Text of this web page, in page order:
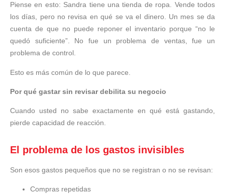
Piense en esto: Sandra tiene una tienda de ropa. Vende todos
los días, pero no revisa en qué se va el dinero. Un mes se da
cuenta de que no puede reponer el inventario porque “no le
quedó suficiente”. No fue un problema de ventas, fue un
problema de control.
Esto es más común de lo que parece.
Por qué gastar sin revisar debilita su negocio
Cuando usted no sabe exactamente en qué está gastando,
pierde capacidad de reacción.
El problema de los gastos invisibles
Son esos gastos pequeños que no se registran o no se revisan:
Compras repetidas